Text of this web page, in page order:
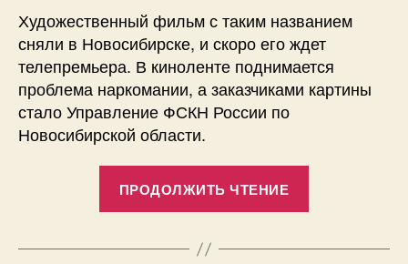
Художественный фильм с таким названием
сняли в Новосибирске, и скоро его ждет
телепремьера. В киноленте поднимается
проблема наркомании, а заказчиками картины
стало Управление ФСКН России по
Новосибирской области.
ПРОДОЛЖИТЬ ЧТЕНИЕ
это